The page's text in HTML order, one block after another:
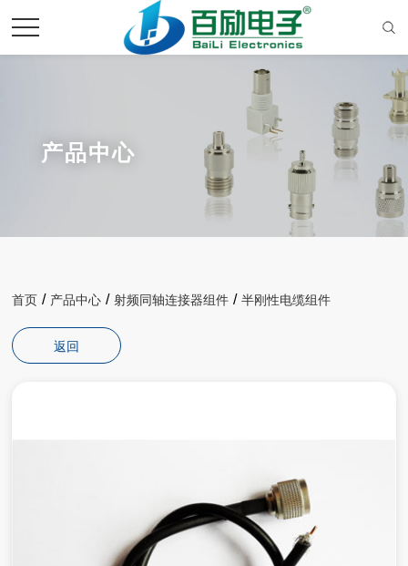
产品中心
首页 / 产品中心 / 射频同轴连接器组件 / 半刚性电缆组件
返回